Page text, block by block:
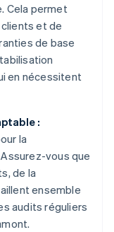
Cela permet
et de
de base
en nécessitent
:
la
vous que
de la
ensemble
audits réguliers